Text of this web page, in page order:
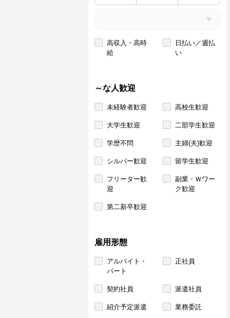
高収入・高時
給
日払い／週払
い
～な人歓迎
未経験者歓迎 高校生歓迎
大学生歓迎 二部学生歓迎
学歴不問 主婦(夫)歓迎
シルバー歓迎 留学生歓迎
フリーター歓
迎
副業・Ｗワー
ク歓迎
第二新卒歓迎
雇用形態
アルバイト・
パート
正社員
契約社員 派遣社員
紹介予定派遣 業務委託